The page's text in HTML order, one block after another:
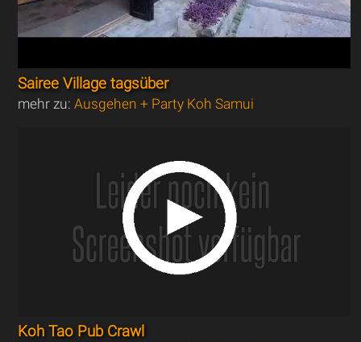
Sairee Village tagsüber
mehr zu:Ausgehen + Party Koh Samui
Koh Tao Pub Crawl